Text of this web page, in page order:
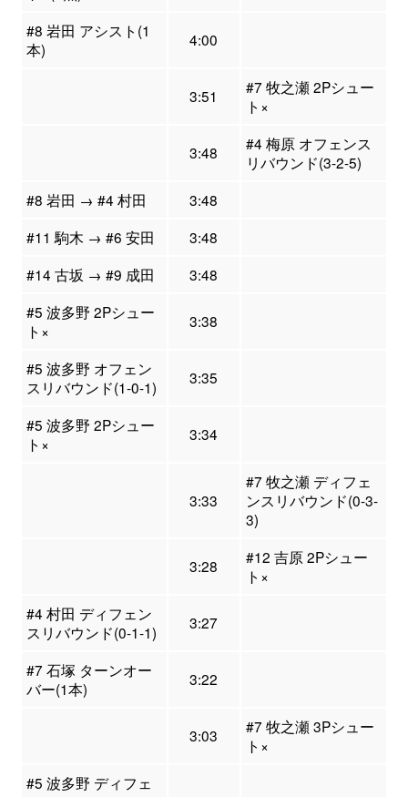
#8 岩田 アシスト(1
本)
4:00
3:51
#7 牧之瀬 2Pシュー
ト×
3:48
#4 梅原 オフェンス
リバウンド(3-2-5)
#8 岩田 → #4 村田
3:48
#11 駒木 → #6 安田
3:48
#14 古坂 → #9 成田
3:48
#5 波多野 2Pシュー
ト×
3:38
#5 波多野 オフェン
スリバウンド(1-0-1)
3:35
#5 波多野 2Pシュー
ト×
3:34
3:33
#7 牧之瀬 ディフェ
ンスリバウンド(0-3-
3)
3:28
#12 吉原 2Pシュー
ト×
#4 村田 ディフェン
スリバウンド(0-1-1)
3:27
#7 石塚 ターンオー
バー(1本)
3:22
3:03
#7 牧之瀬 3Pシュー
ト×
#5 波多野 ディフェ